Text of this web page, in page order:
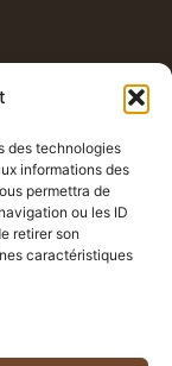
des technologies
informations des
permettra de
ou les ID
retirer son
caractéristiques